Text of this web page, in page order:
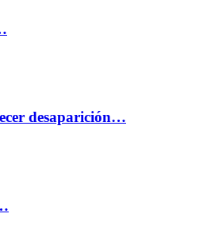
desaparición…